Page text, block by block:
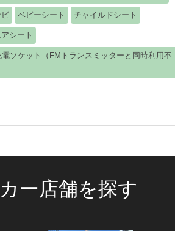
ベビーシート チャイルドシート
シート
電ソケット（FMトランスミッターと同時利用不
ー店舗を探す